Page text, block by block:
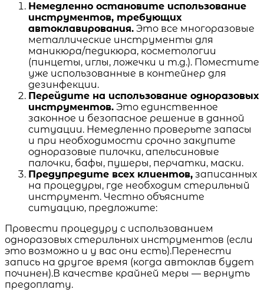
Немедленно остановите использование
инструментов, требующих
автоклавирования. Это все многоразовые
металлические инструменты для
маникюра/педикюра, косметологии
(пинцеты, иглы, ложечки и т.д.). Поместите
уже использованные в контейнер для
дезинфекции.
Перейдите на использование одноразовых
инструментов. Это единственное
законное и безопасное решение в данной
ситуации. Немедленно проверьте запасы
и при необходимости срочно закупите
одноразовые пилочки, апельсиновые
палочки, бафы, пушеры, перчатки, маски.
Предупредите всех клиентов, записанных
на процедуры, где необходим стерильный
инструмент. Честно объясните
ситуацию, предложите:
Провести процедуру с использованием
одноразовых стерильных инструментов (если
это возможно и у вас они есть).Перенести
запись на другое время (когда автоклав будет
починен).В качестве крайней меры — вернуть
предоплату.